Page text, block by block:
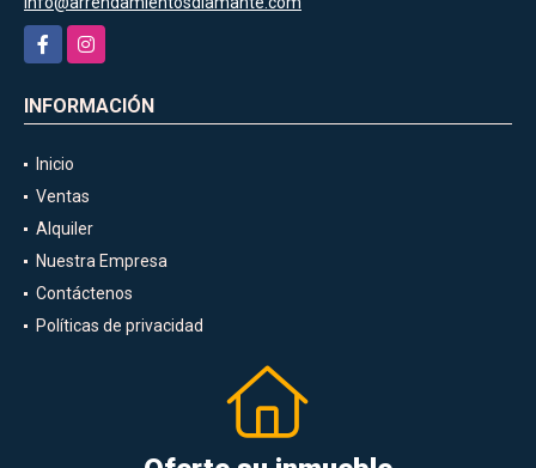
EMAIL
info@arrendamientosdiamante.com
FacebookInstagram
Inicio
Ventas
Alquiler
Nuestra Empresa
Contáctenos